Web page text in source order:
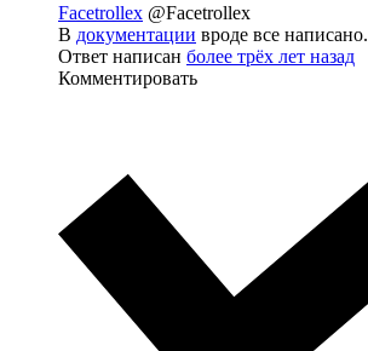
Facetrollex @Facetrollex
В документации вроде все написано.
Ответ написан более трёх лет назад
Комментировать